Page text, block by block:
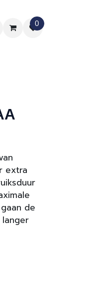
0
extra
de